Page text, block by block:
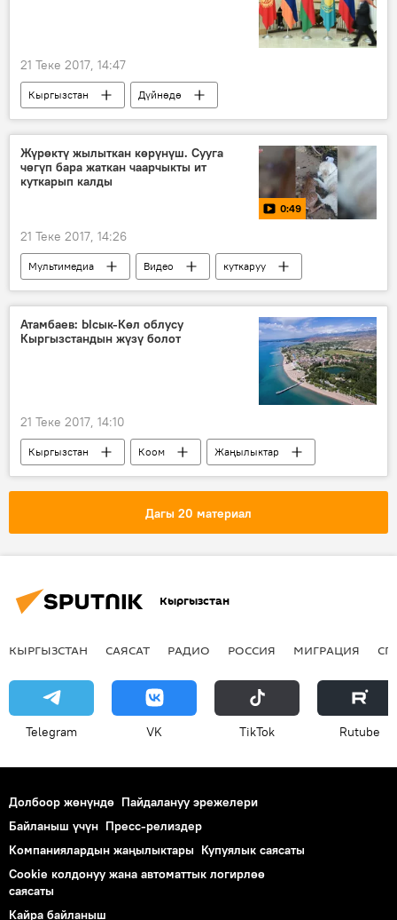
21 Теке 2017, 14:47
Кыргызстан
Дүйнөдө
Жаңылыктар
Экономика
Тажикстан
Молдова
Евразиялык экономикалык биримдик
Жүрөктү жылыткан көрүнүш. Сууга
чөгүп бара жаткан чаарчыкты ит
куткарып калды
0:49
21 Теке 2017, 14:26
Мультимедиа Видео
куткаруу
ит
Окуялар
Атамбаев: Ысык-Көл облусу
Кыргызстандын жүзү болот
21 Теке 2017, 14:10
Кыргызстан Коом
Жаңылыктар
Ысык-Көл
Алмазбек Атамбаев
Дагы 20 материал
Кыргызстан
КЫРГЫЗСТАН САЯСАТ РАДИО РОССИЯ МИГРАЦИЯ
Telegram VK ТikТоk Rutube
Долбоор жөнүндө Пайдалануу эрежелери
Байланыш үчүн Пресс-релиздер
Компаниялардын жаңылыктары Купуялык саясаты
Cookie колдонуу жана автоматтык логирлөө
саясаты
Кайра байланыш